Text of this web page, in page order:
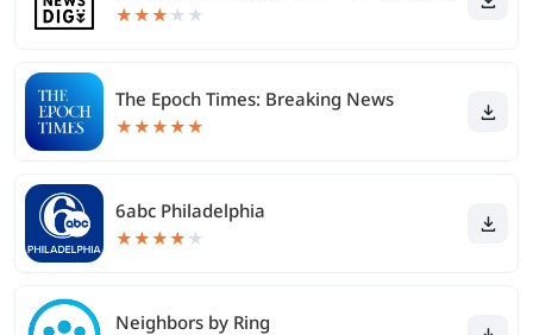
★★★ ★ ★
The Epoch Times: Breaking News
★★★★★
6abc Philadelphia
★★★★ ★
Neighbors by Ring